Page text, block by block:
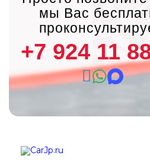
мы Вас
+7 924 11